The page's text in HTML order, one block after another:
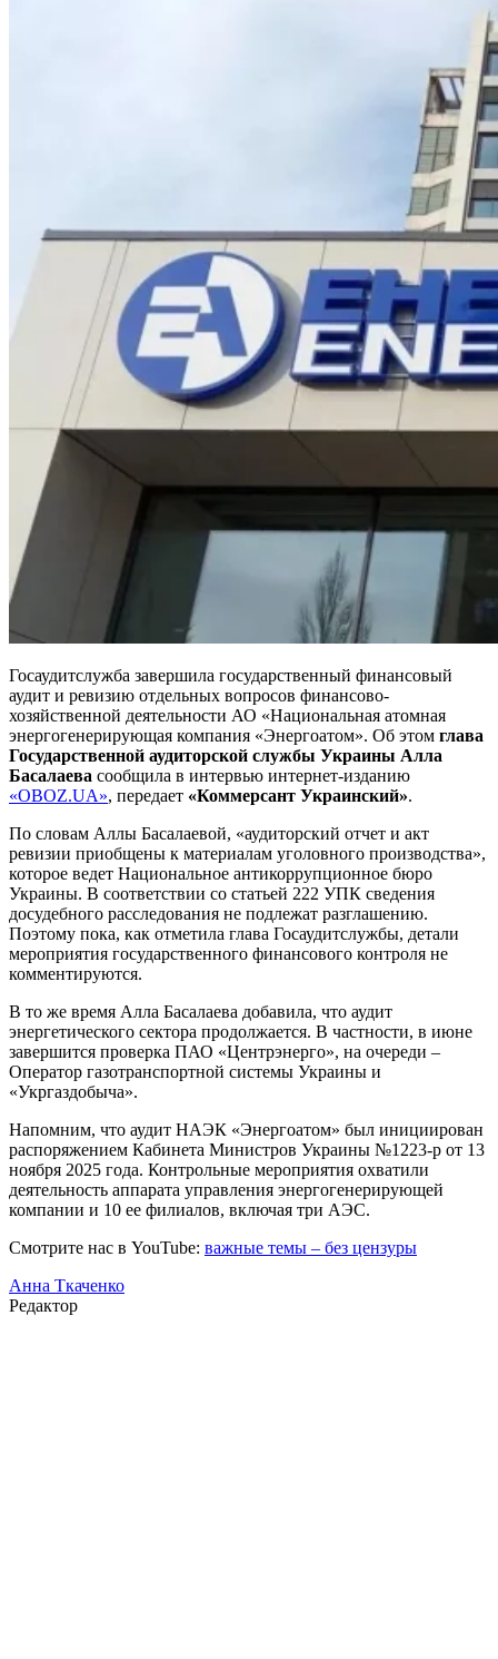
Госаудитслужба завершила государственный финансовый
аудит и ревизию отдельных вопросов финансово-
хозяйственной деятельности АО «Национальная атомная
энергогенерирующая компания «Энергоатом». Об этом глава
Государственной аудиторской службы Украины Алла
Басалаева сообщила в интервью интернет-изданию
«OBOZ.UA», передает «Коммерсант Украинский».
По словам Аллы Басалаевой, «аудиторский отчет и акт
ревизии приобщены к материалам уголовного производства»,
которое ведет Национальное антикоррупционное бюро
Украины. В соответствии со статьей 222 УПК сведения
досудебного расследования не подлежат разглашению.
Поэтому пока, как отметила глава Госаудитслужбы, детали
мероприятия государственного финансового контроля не
комментируются.
В то же время Алла Басалаева добавила, что аудит
энергетического сектора продолжается. В частности, в июне
завершится проверка ПАО «Центрэнерго», на очереди –
Оператор газотранспортной системы Украины и
«Укргаздобыча».
Напомним, что аудит НАЭК «Энергоатом» был инициирован
распоряжением Кабинета Министров Украины №1223-р от 13
ноября 2025 года. Контрольные мероприятия охватили
деятельность аппарата управления энергогенерирующей
компании и 10 ее филиалов, включая три АЭС.
Смотрите нас в YouTube: важные темы – без цензуры
Анна Ткаченко
Редактор